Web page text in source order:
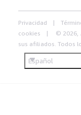
Privacidad
cookies
© 2026,
sus afiliados. Todos
Español